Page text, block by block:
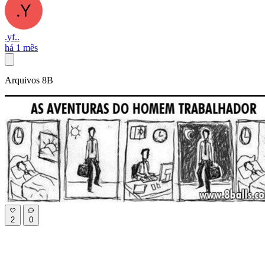
.yf..
há 1 mês
Arquivos 8B
2 0